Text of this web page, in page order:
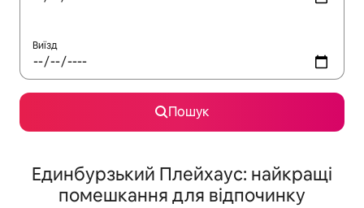
Виїзд
Пошук
Единбурзький Плейхаус: найкращі
помешкання для відпочинку